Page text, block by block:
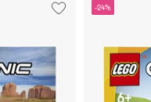
-24%